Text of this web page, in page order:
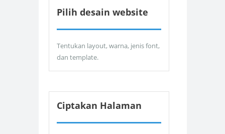
Pilih desain website
Tentukan layout, warna, jenis font,
dan template.
Ciptakan Halaman